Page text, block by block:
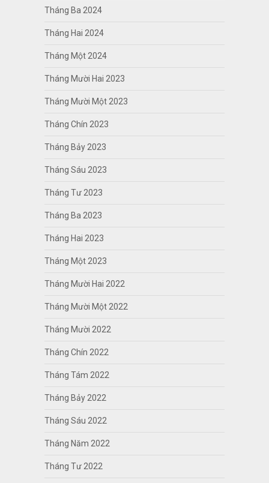
Tháng Ba 2024
Tháng Hai 2024
Tháng Một 2024
Tháng Mười Hai 2023
Tháng Mười Một 2023
Tháng Chín 2023
Tháng Bảy 2023
Tháng Sáu 2023
Tháng Tư 2023
Tháng Ba 2023
Tháng Hai 2023
Tháng Một 2023
Tháng Mười Hai 2022
Tháng Mười Một 2022
Tháng Mười 2022
Tháng Chín 2022
Tháng Tám 2022
Tháng Bảy 2022
Tháng Sáu 2022
Tháng Năm 2022
Tháng Tư 2022